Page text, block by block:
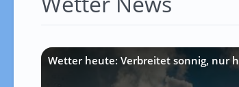
Wetter heute: Verbreitet sonnig, nur